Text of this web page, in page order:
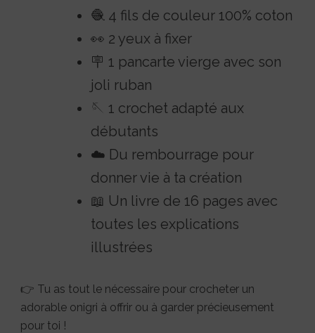
🧶 4 fils de couleur 100% coton
👀 2 yeux à fixer
🪧 1 pancarte vierge avec son
joli ruban
🪡 1 crochet adapté aux
débutants
☁️ Du rembourrage pour
donner vie à ta création
📖 Un livre de 16 pages avec
toutes les explications
illustrées
👉 Tu as tout le nécessaire pour crocheter un
adorable onigri à offrir ou à garder précieusement
pour toi !